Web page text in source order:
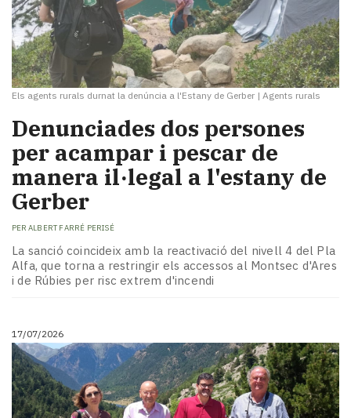
Els agents rurals durnat la denúncia a l'Estany de Gerber | Agents rurals
Denunciades dos persones
per acampar i pescar de
manera il·legal a l'estany de
Gerber
PER ALBERT FARRÉ PERISÉ
La sanció coincideix amb la reactivació del nivell 4 del Pla
Alfa, que torna a restringir els accessos al Montsec d'Ares
i de Rúbies per risc extrem d'incendi
17/07/2026